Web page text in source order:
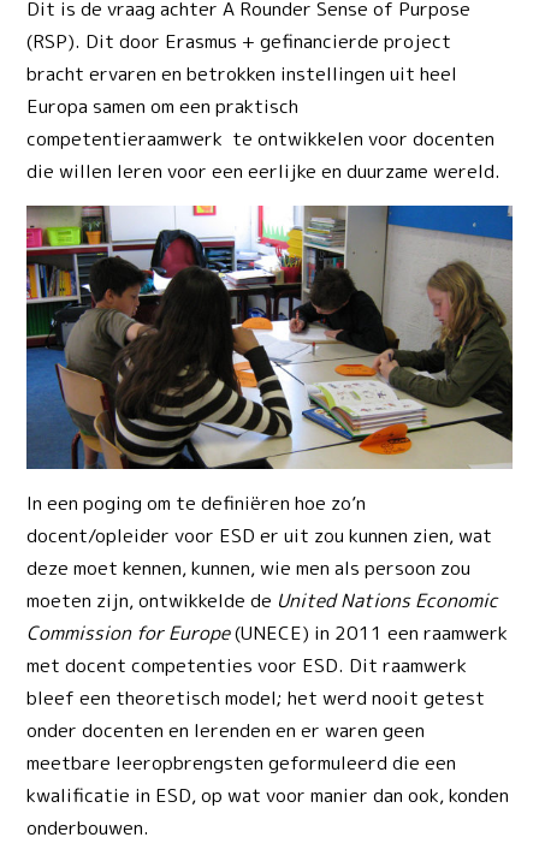
Dit is de vraag achter A Rounder Sense of Purpose
(RSP). Dit door Erasmus + gefinancierde project
bracht ervaren en betrokken instellingen uit heel
Europa samen om een ​​praktisch
competentieraamwerk te ontwikkelen voor docenten
die willen leren voor een eerlijke en duurzame wereld.
In een poging om te definiëren hoe zo’n
docent/opleider voor ESD er uit zou kunnen zien, wat
deze moet kennen, kunnen, wie men als persoon zou
moeten zijn, ontwikkelde de United Nations Economic
Commission for Europe(UNECE) in 2011 een raamwerk
met docent competenties voor ESD. Dit raamwerk
bleef een theoretisch model; het werd nooit getest
onder docenten en lerenden en er waren geen
meetbare leeropbrengsten geformuleerd die een
kwalificatie in ESD, op wat voor manier dan ook, konden
onderbouwen.